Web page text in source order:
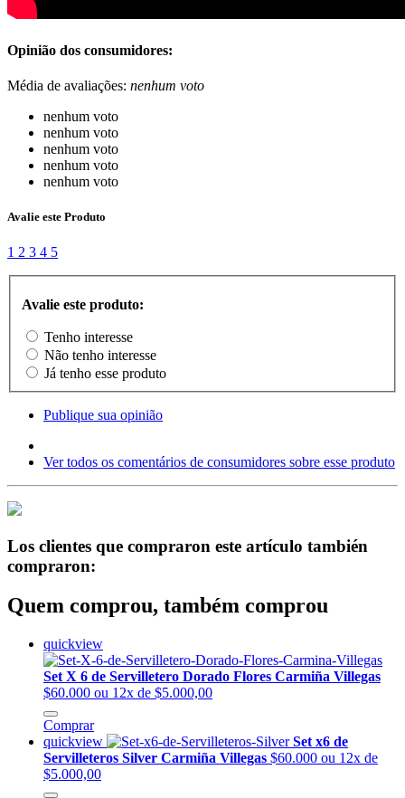
Opinião dos consumidores:
Média de avaliações: nenhum voto
nenhum voto
nenhum voto
nenhum voto
nenhum voto
nenhum voto
Avalie este Produto
1 2 3 4 5
Avalie este produto:
Tenho interesse
Não tenho interesse
Já tenho esse produto
Publique sua opinião
Ver todos os comentários de consumidores sobre esse produto
Los clientes que compraron este artículo también
compraron:
Quem comprou, também comprou
quickview
Set X 6 de Servilletero Dorado Flores Carmiña Villegas
$60.000 ou 12x de $5.000,00
Comprar
quickview
Set x6 de
Servilleteros Silver Carmiña Villegas $60.000 ou 12x de
$5.000,00